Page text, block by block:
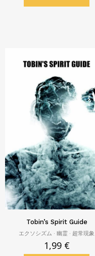
Tobin’s Spirit Guide
エクソシズム · 幽霊 · 超常現象
1,99 €